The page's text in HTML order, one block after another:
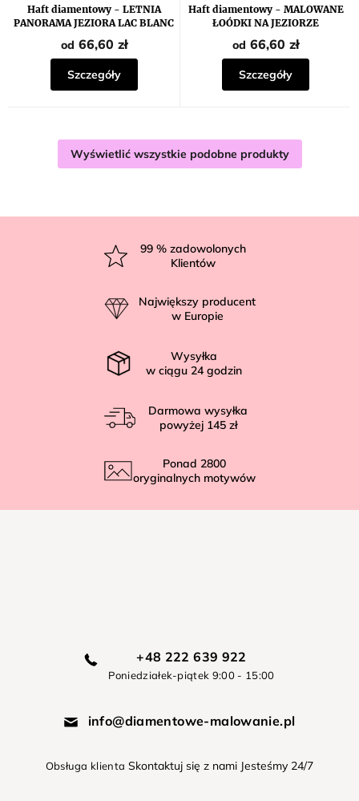
Haft diamentowy - LETNIA
PANORAMA JEZIORA LAC BLANC
od 66,60 zł
Szczegóły
Haft diamentowy - MALOWANE
ŁOÓDKI NA JEZIORZE
od 66,60 zł
Szczegóły
Wyświetlić wszystkie podobne produkty
99 % zadowolonych
Klientów
Największy producent
w Europie
Wysyłka
w ciągu 24 godzin
Darmowa wysyłka
powyżej 145 zł
Ponad 2800
oryginalnych motywów
+48 222 639 922
Poniedziałek-piątek 9:00 - 15:00
info@diamentowe-malowanie.pl
Obsługa klienta Skontaktuj się z nami Jesteśmy 24/7